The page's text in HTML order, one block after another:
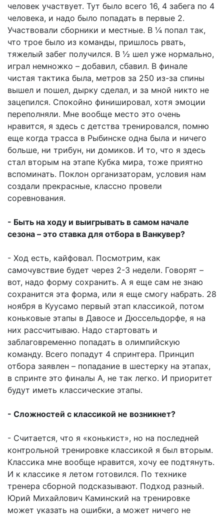
человек участвует. Тут было всего 16, 4 забега по 4
человека, и надо было попадать в первые 2.
Участвовали сборники и местные. В ¼ попал так,
что трое было из команды, пришлось рвать,
тяжелый забег получился. В ½ шел уже нормально,
играл немножко – добавил, сбавил. В финале
чистая тактика была, метров за 250 из-за спины
вышел и пошел, дырку сделал, и за мной никто не
зацепился. Спокойно финишировал, хотя эмоции
переполняли. Мне вообще место это очень
нравится, я здесь с детства тренировался, помню
еще когда трасса в Рыбинске одна была и ничего
больше, ни трибун, ни домиков. И то, что я здесь
стал вторым на этапе Кубка мира, тоже приятно
вспоминать. Поклон организаторам, условия нам
создали прекрасные, классно провели
соревнования.
- Быть на ходу и выигрывать в самом начале
сезона – это ставка для отбора в Ванкувер?
- Ход есть, кайфовал. Посмотрим, как
самочувствие будет через 2-3 недели. Говорят –
вот, надо форму сохранить. А я еще сам не знаю
сохранится эта форма, или я еще смогу набрать. 28
ноября в Куусамо первый этап классикой, потом
коньковые этапы в Давосе и Дюссельдорфе, я на
них рассчитываю. Надо стартовать и
заблаговременно попадать в олимпийскую
команду. Всего попадут 4 спринтера. Принцип
отбора заявлен – попадание в шестерку на этапах,
в спринте это финалы А, не так легко. И приоритет
будут иметь классические этапы.
- Сложностей с классикой не возникнет?
- Считается, что я «конькист», но на последней
контрольной тренировке классикой я был вторым.
Классика мне вообще нравится, хочу ее подтянуть.
И к классике я летом готовился. По технике
тренера сборной подсказывают. Подход разный.
Юрий Михайлович Каминский на тренировке
может указать на ошибки, а может ничего не